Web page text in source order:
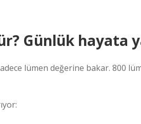
Günlük hayata
lümen değerine bakar. 800